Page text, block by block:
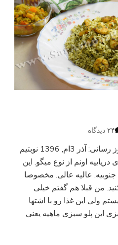
۲۴ دیدگاه
پلو
تاریخ آخرین به روز رسانی: آذر 3ام, 1396 نوبتیم
دریاییه اونم از نوع میگو. این
عالیه عالی. مخصوصا
من قبلا هم گفتم خیلی
ولی این غذا رو با اشتها
این پلو سبزی ماهیه یعنی